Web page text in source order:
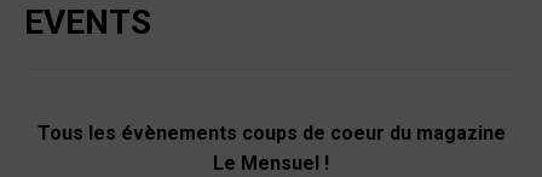
EVENTS
Tous les évènements coups de coeur du magazine
Le Mensuel !